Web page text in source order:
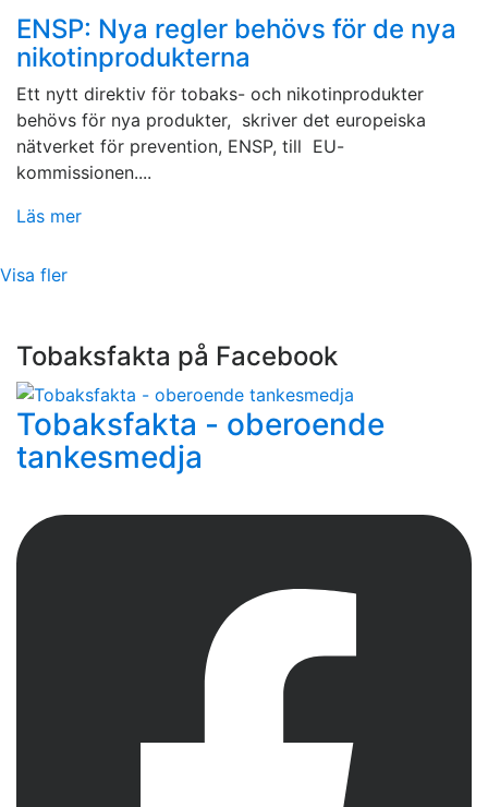
ENSP: Nya regler behövs för de nya
nikotinprodukterna
Ett nytt direktiv för tobaks- och nikotinprodukter
behövs för nya produkter, skriver det europeiska
nätverket för prevention, ENSP, till EU-
kommissionen....
Läs mer
Visa fler
Tobaksfakta på Facebook
Tobaksfakta - oberoende
tankesmedja